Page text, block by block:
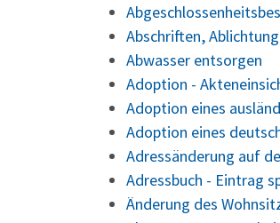
Abschriften,
Abwasser entsorgen
Adoption -
Adoption eines
Adoption eines
Adressänderung auf
Adressbuch - Eintrag
Änderung des